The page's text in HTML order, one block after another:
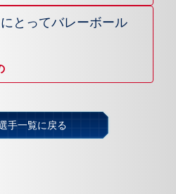
とってバレーボール
手一覧に戻る